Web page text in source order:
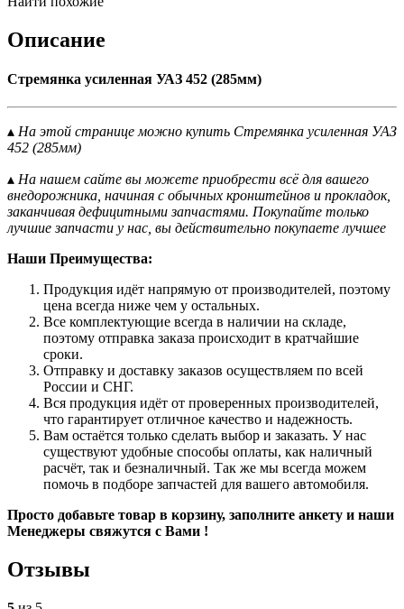
Описание
Стремянка усиленная УАЗ 452 (285мм)
▴ На этой странице можно купить Стремянка усиленная УАЗ
452 (285мм)
▴ На нашем сайте вы можете приобрести всё для вашего
внедорожника, начиная с обычных кронштейнов и прокладок,
заканчивая дефицитными запчастями. Покупайте только
лучшие запчасти у нас, вы действительно покупаете лучшее
Наши Преимущества:
Продукция идёт напрямую от производителей, поэтому
цена всегда ниже чем у остальных.
Все комплектующие всегда в наличии на складе,
поэтому отправка заказа происходит в кратчайшие
сроки.
Отправку и доставку заказов осуществляем по всей
России и СНГ.
Вся продукция идёт от проверенных производителей,
что гарантирует отличное качество и надежность.
Вам остаётся только сделать выбор и заказать. У нас
существуют удобные способы оплаты, как наличный
расчёт, так и безналичный. Так же мы всегда можем
помочь в подборе запчастей для вашего автомобиля.
Просто добавьте товар в корзину, заполните анкету и наши
Менеджеры свяжутся с Вами !
Отзывы